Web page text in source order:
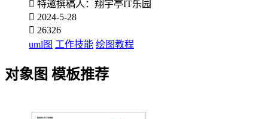
 特邀撰稿人：翔宇亭IT乐园
 2024-5-28
 26326
uml图 工作技能 绘图教程
对象图 模板推荐